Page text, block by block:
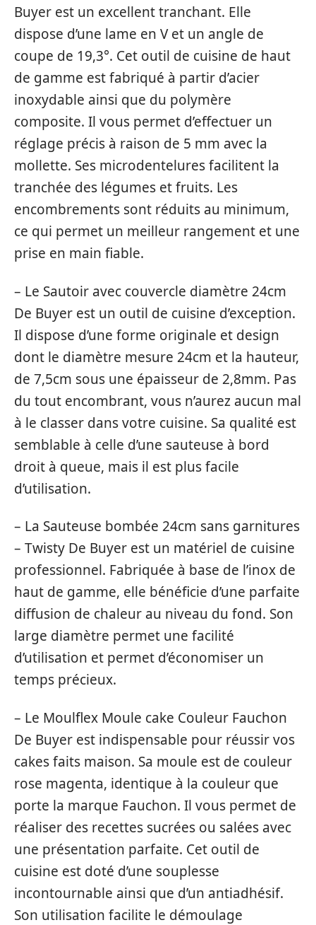
Buyer est un excellent tranchant. Elle
dispose d’une lame en V et un angle de
coupe de 19,3°. Cet outil de cuisine de haut
de gamme est fabriqué à partir d’acier
inoxydable ainsi que du polymère
composite. Il vous permet d’effectuer un
réglage précis à raison de 5 mm avec la
mollette. Ses microdentelures facilitent la
tranchée des légumes et fruits. Les
encombrements sont réduits au minimum,
ce qui permet un meilleur rangement et une
prise en main fiable.
– Le Sautoir avec couvercle diamètre 24cm
De Buyer est un outil de cuisine d’exception.
Il dispose d’une forme originale et design
dont le diamètre mesure 24cm et la hauteur,
de 7,5cm sous une épaisseur de 2,8mm. Pas
du tout encombrant, vous n’aurez aucun mal
à le classer dans votre cuisine. Sa qualité est
semblable à celle d’une sauteuse à bord
droit à queue, mais il est plus facile
d’utilisation.
– La Sauteuse bombée 24cm sans garnitures
– Twisty De Buyer est un matériel de cuisine
professionnel. Fabriquée à base de l’inox de
haut de gamme, elle bénéficie d’une parfaite
diffusion de chaleur au niveau du fond. Son
large diamètre permet une facilité
d’utilisation et permet d’économiser un
temps précieux.
– Le Moulflex Moule cake Couleur Fauchon
De Buyer est indispensable pour réussir vos
cakes faits maison. Sa moule est de couleur
rose magenta, identique à la couleur que
porte la marque Fauchon. Il vous permet de
réaliser des recettes sucrées ou salées avec
une présentation parfaite. Cet outil de
cuisine est doté d’une souplesse
incontournable ainsi que d’un antiadhésif.
Son utilisation facilite le démoulage